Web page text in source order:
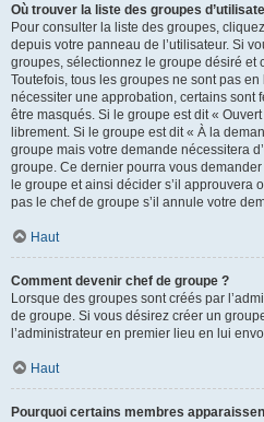
Où trouver la liste des groupes
Pour consulter la liste des groupes,
depuis votre panneau de l’utilisateur. Si
groupes, sélectionnez le groupe désiré et
Toutefois, tous les groupes ne sont pas
nécessiter une approbation, certains sont
être masqués. Si le groupe est dit «
librement. Si le groupe est dit « À la
groupe mais votre demande nécessitera
groupe. Ce dernier pourra vous
le groupe et ainsi décider s’il approuvera
pas le chef de groupe s’il annule votre
Haut
Comment devenir chef de groupe ?
Lorsque des groupes sont créés par
de groupe. Si vous désirez créer un
l’administrateur en premier lieu en lui
Haut
Pourquoi certains membres